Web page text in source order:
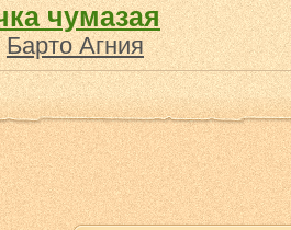
чумазая
Барто Агния